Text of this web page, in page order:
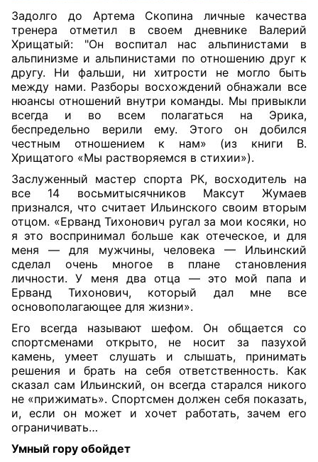
Задолго до Артема Скопина личные качества
тренера отметил в своем дневнике Валерий
Хрищатый: "Он воспитал нас альпинистами в
альпинизме и альпинистами по отношению друг к
другу. Ни фальши, ни хитрости не могло быть
между нами. Разборы восхождений обнажали все
нюансы отношений внутри команды. Мы привыкли
всегда и во всем полагаться на Эрика,
беспредельно верили ему. Этого он добился
честным отношением к нам» (из книги В.
Хрищатого «Мы растворяемся в стихии»).
Заслуженный мастер спорта РК, восходитель на
все 14 восьмитысячников Максут Жумаев
признался, что считает Ильинского своим вторым
отцом. «Ерванд Тихонович ругал за мои косяки, но
я это воспринимал больше как отеческое, и для
меня — для мужчины, человека — Ильинский
сделал очень многое в плане становления
личности. У меня два отца — это мой папа и
Ерванд Тихонович, который дал мне все
основополагающее для жизни».
Его всегда называют шефом. Он общается со
спортсменами открыто, не носит за пазухой
камень, умеет слушать и слышать, принимать
решения и брать на себя ответственность. Как
сказал сам Ильинский, он всегда старался никого
не «прижимать». Спортсмен должен себя показать,
и, если он может и хочет работать, зачем его
ограничивать…
Умный гору обойдет